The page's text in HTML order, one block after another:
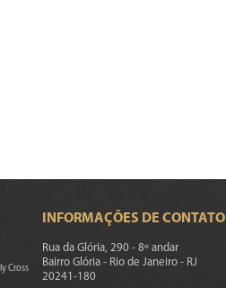
Cross
INFORMAÇÕES DE CONTATO
Rua da Glória, 290 - 8º andar
Bairro Glória - Rio de Janeiro - RJ
20241-180